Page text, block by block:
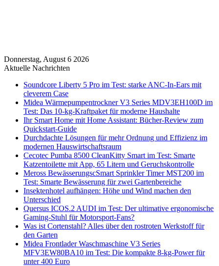
Donnerstag, August 6 2026
Aktuelle Nachrichten
Soundcore Liberty 5 Pro im Test: starke ANC-In-Ears mit
cleverem Case
Midea Wärmepumpentrockner V3 Series MDV3EH100D im
Test: Das 10-kg-Kraftpaket für moderne Haushalte
Ihr Smart Home mit Home Assistant: Bücher-Review zum
Quickstart-Guide
Durchdachte Lösungen für mehr Ordnung und Effizienz im
modernen Hauswirtschaftsraum
Cecotec Pumba 8500 CleanKitty Smart im Test: Smarte
Katzentoilette mit App, 65 Litern und Geruchskontrolle
Meross BewässerungscSmart Sprinkler Timer MST200 im
Test: Smarte Bewässerung für zwei Gartenbereiche
Insektenhotel aufhängen: Höhe und Wind machen den
Unterschied
Quersus ICOS.2 AUDI im Test: Der ultimative ergonomische
Gaming-Stuhl für Motorsport-Fans?
Was ist Cortenstahl? Alles über den rostroten Werkstoff für
den Garten
Midea Frontlader Waschmaschine V3 Series
MFV3EW80BA10 im Test: Die kompakte 8-kg-Power für
unter 400 Euro